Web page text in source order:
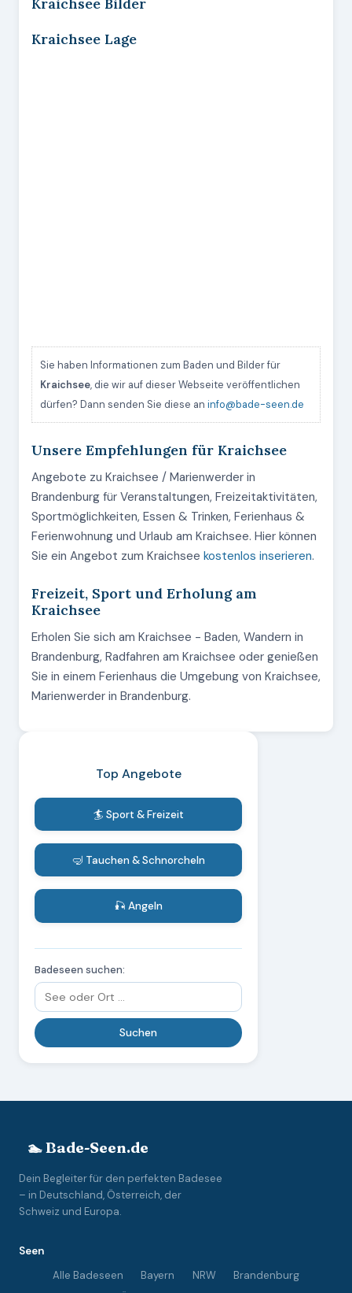
Kraichsee Lage
Sie haben Informationen zum Baden und Bilder für
Kraichsee, die wir auf dieser Webseite veröffentlichen
dürfen? Dann senden Sie diese an info@bade-seen.de
Unsere Empfehlungen für Kraichsee
Angebote zu Kraichsee / Marienwerder in
Brandenburg für Veranstaltungen, Freizeitaktivitäten,
Sportmöglichkeiten, Essen & Trinken, Ferienhaus &
Ferienwohnung und Urlaub am Kraichsee. Hier können
Sie ein Angebot zum Kraichsee kostenlos inserieren.
Freizeit, Sport und Erholung am
Kraichsee
Erholen Sie sich am Kraichsee - Baden, Wandern in
Brandenburg, Radfahren am Kraichsee oder genießen
Sie in einem Ferienhaus die Umgebung von Kraichsee,
Marienwerder in Brandenburg.
Top Angebote
🏄 Sport & Freizeit
🤿 Tauchen & Schnorcheln
🎣 Angeln
Badeseen suchen:
🏊 Bade-Seen.de
Dein Begleiter für den perfekten Badesee
– in Deutschland, Österreich, der
Schweiz und Europa.
Seen
Alle Badeseen
Bayern NRW
Brandenburg